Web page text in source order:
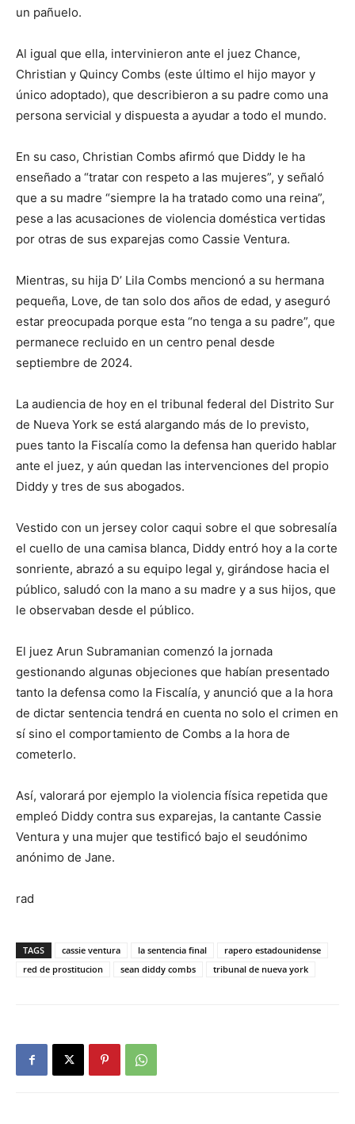
un pañuelo.
Al igual que ella, intervinieron ante el juez Chance,
Christian y Quincy Combs (este último el hijo mayor y
único adoptado), que describieron a su padre como una
persona servicial y dispuesta a ayudar a todo el mundo.
En su caso, Christian Combs afirmó que Diddy le ha
enseñado a “tratar con respeto a las mujeres”, y señaló
que a su madre “siempre la ha tratado como una reina”,
pese a las acusaciones de violencia doméstica vertidas
por otras de sus exparejas como Cassie Ventura.
Mientras, su hija D’ Lila Combs mencionó a su hermana
pequeña, Love, de tan solo dos años de edad, y aseguró
estar preocupada porque esta “no tenga a su padre”, que
permanece recluido en un centro penal desde
septiembre de 2024.
La audiencia de hoy en el tribunal federal del Distrito Sur
de Nueva York se está alargando más de lo previsto,
pues tanto la Fiscalía como la defensa han querido hablar
ante el juez, y aún quedan las intervenciones del propio
Diddy y tres de sus abogados.
Vestido con un jersey color caqui sobre el que sobresalía
el cuello de una camisa blanca, Diddy entró hoy a la corte
sonriente, abrazó a su equipo legal y, girándose hacia el
público, saludó con la mano a su madre y a sus hijos, que
le observaban desde el público.
El juez Arun Subramanian comenzó la jornada
gestionando algunas objeciones que habían presentado
tanto la defensa como la Fiscalía, y anunció que a la hora
de dictar sentencia tendrá en cuenta no solo el crimen en
sí sino el comportamiento de Combs a la hora de
cometerlo.
Así, valorará por ejemplo la violencia física repetida que
empleó Diddy contra sus exparejas, la cantante Cassie
Ventura y una mujer que testificó bajo el seudónimo
anónimo de Jane.
rad
TAGS cassie ventura la sentencia final
rapero estadounidense
red de prostitucion
sean diddy combs tribunal de nueva york